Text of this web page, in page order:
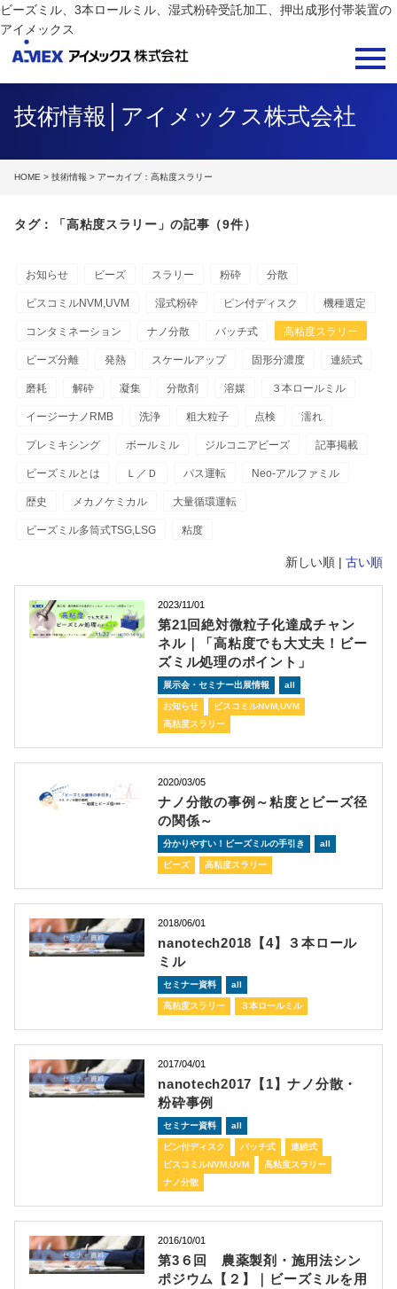
ビーズミル、3本ロールミル、湿式粉砕受託加工、押出成形付帯装置の
アイメックス
技術情報│アイメックス株式会社
HOME > 技術情報 > アーカイブ：高粘度スラリー
タグ：「高粘度スラリー」の記事（9件）
お知らせ ビーズ スラリー 粉砕 分散
ビスコミルNVM,UVM 湿式粉砕 ピン付ディスク 機種選定
コンタミネーション ナノ分散 バッチ式 高粘度スラリー
ビーズ分離 発熱 スケールアップ 固形分濃度 連続式
磨耗 解砕 凝集 分散剤 溶媒 ３本ロールミル
イージーナノRMB 洗浄 粗大粒子 点検 濡れ
プレミキシング ボールミル ジルコニアビーズ 記事掲載
ビーズミルとは Ｌ／Ｄ パス運転 Neo-アルファミル
歴史 メカノケミカル 大量循環運転
ビーズミル多筒式TSG,LSG 粘度
新しい順 | 古い順
2023/11/01
第21回絶対微粒子化達成チャン
ネル｜「高粘度でも大丈夫！ビー
ズミル処理のポイント」
展示会・セミナー出展情報 all
お知らせ
ビスコミルNVM,UVM
高粘度スラリー
2020/03/05
ナノ分散の事例～粘度とビーズ径
の関係～
分かりやすい！ビーズミルの手引き all
ビーズ 高粘度スラリー
2018/06/01
nanotech2018【4】３本ロール
ミル
セミナー資料 all
高粘度スラリー ３本ロールミル
2017/04/01
nanotech2017【1】ナノ分散・
粉砕事例
セミナー資料 all
ピン付ディスク バッチ式
連続式
ビスコミルNVM,UVM
高粘度スラリー
ナノ分散
2016/10/01
第3６回 農薬製剤・施用法シン
ポジウム【２】｜ビーズミルを用